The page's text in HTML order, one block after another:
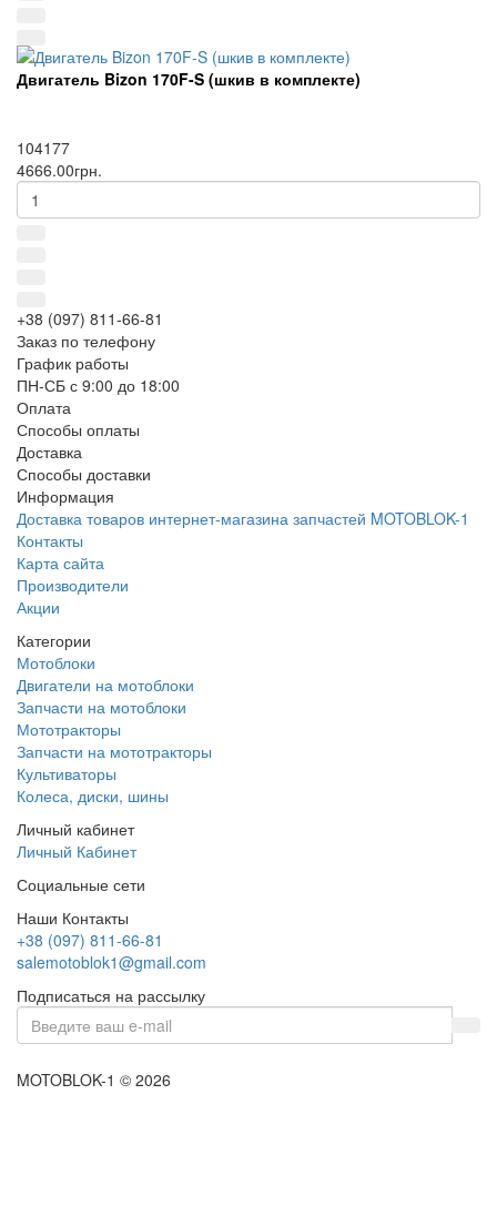
Двигатель Bizon 170F-S (шкив в комплекте)
104177
4666.00грн.
+38 (097) 811-66-81
Заказ по телефону
График работы
ПН-СБ с 9:00 до 18:00
Оплата
Способы оплаты
Доставка
Способы доставки
Информация
Доставка товаров интернет-магазина запчастей MOTOBLOK-1
Контакты
Карта сайта
Производители
Акции
Категории
Мотоблоки
Двигатели на мотоблоки
Запчасти на мотоблоки
Мототракторы
Запчасти на мототракторы
Культиваторы
Колеса, диски, шины
Личный кабинет
Личный Кабинет
Социальные сети
Наши Контакты
+38 (097) 811-66-81
salemotoblok1@gmail.com
Подписаться на рассылку
MOTOBLOK-1 © 2026